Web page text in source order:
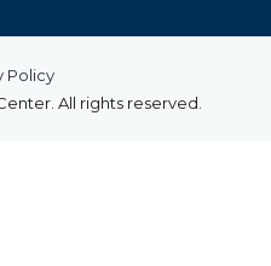
Policy
All rights reserved.